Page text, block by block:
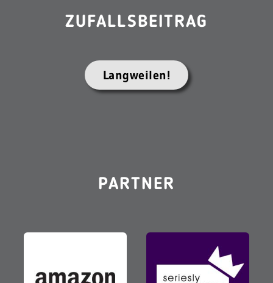
ZUFALLSBEITRAG
Langweilen!
PARTNER